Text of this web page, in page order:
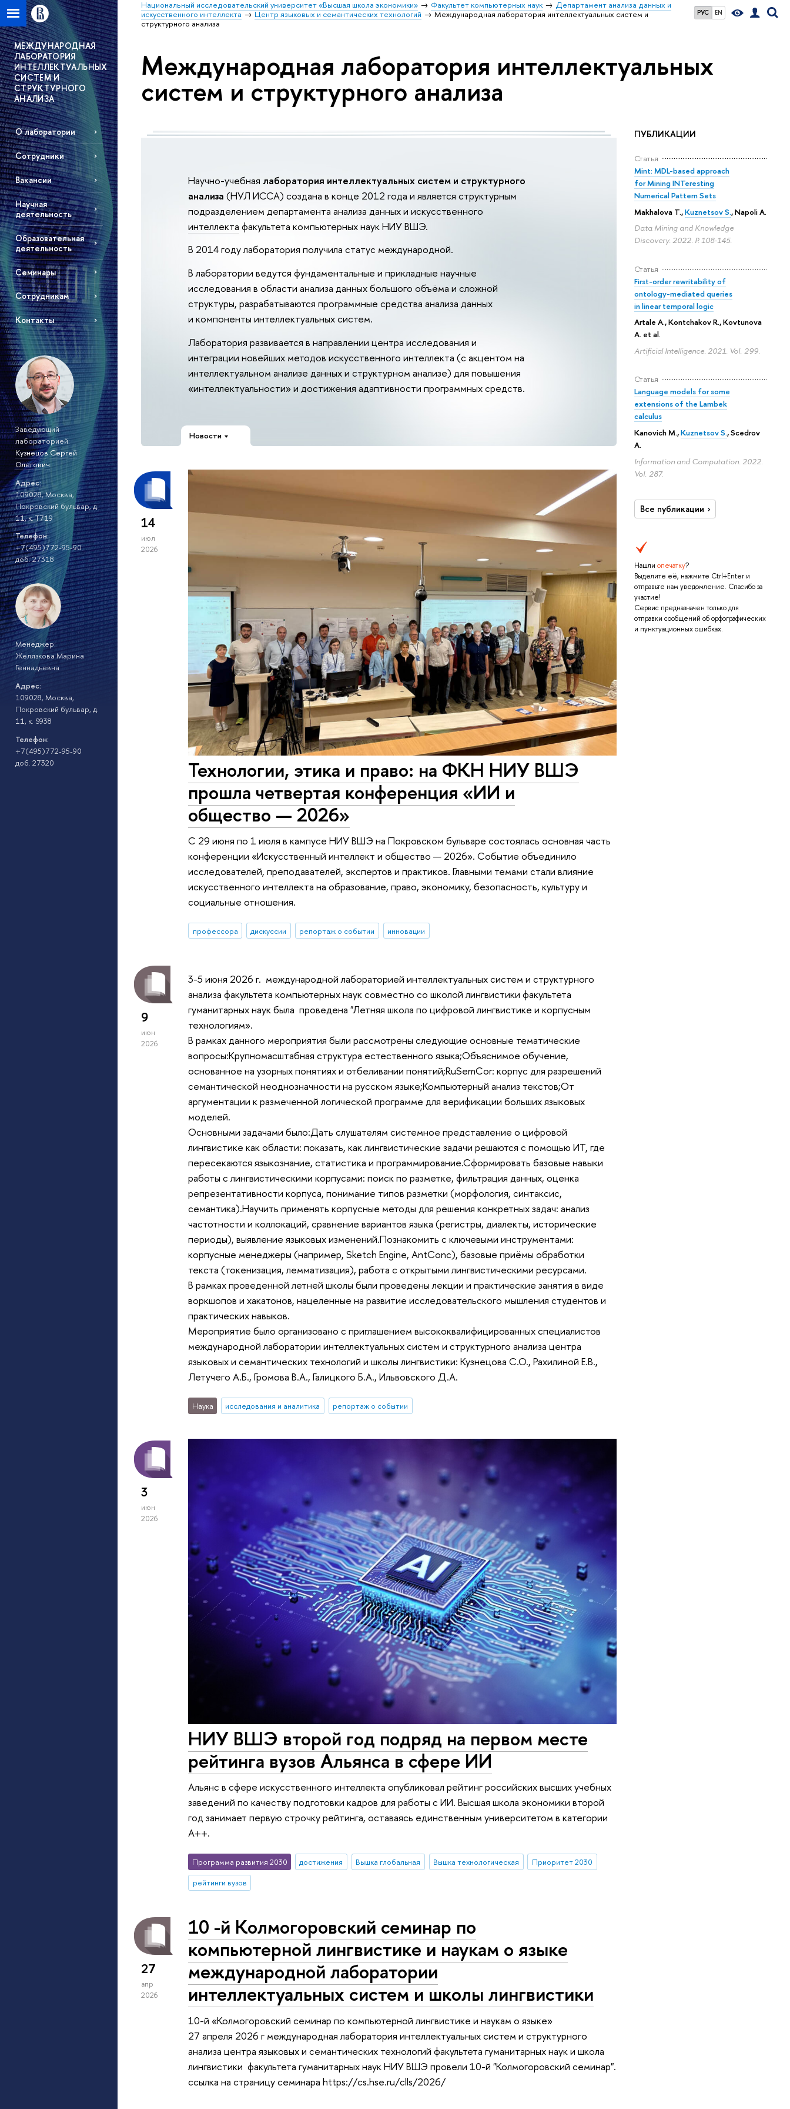
РУС EN
Национальный исследовательский университет «Высшая школа экономики» Факультет компьютерных наук
Департамент анализа данных и
искусственного интеллекта
Центр языковых и семантических технологий
Международная лаборатория интеллектуальных систем и
структурного анализа
МЕЖДУНАРОДНАЯ
ЛАБОРАТОРИЯ
ИНТЕЛЛЕКТУАЛЬНЫХ
СИСТЕМ И
СТРУКТУРНОГО
АНАЛИЗА
О лаборатории
Сотрудники
Вакансии
Научная
деятельность
Образовательная
деятельность
Семинары
Сотрудникам
Контакты
Заведующий
лабораторией:
Кузнецов Сергей
Олегович
Адрес:
109028, Москва,
Покровский бульвар, д.
11, к. T719
Телефон:
+7(495)772-95-90
доб. 27318
Менеджер:
Желязкова Марина
Геннадьевна
Адрес:
109028, Москва,
Покровский бульвар, д.
11, к. S938
Телефон:
+7(495)772-95-90
доб. 27320
Международная лаборатория интеллектуальных
систем и структурного анализа
ПУБЛИКАЦИИ
Статья
Mint: MDL-based approach
for Mining INTeresting
Numerical Pattern Sets
Makhalova T.,Kuznetsov S., Napoli A.
Data Mining and Knowledge
Discovery. 2022. P. 108-145.
Статья
First-order rewritability of
ontology-mediated queries
in linear temporal logic
Artale A., Kontchakov R., Kovtunova
A. et al.
Artificial Intelligence. 2021. Vol. 299.
Статья
Language models for some
extensions of the Lambek
calculus
Kanovich M.,Kuznetsov S.,Scedrov
A.
Information and Computation. 2022.
Vol. 287.
Все публикации
Нашли опечатку?
Выделите её, нажмите Ctrl+Enter и
отправьте нам уведомление. Спасибо за
участие!
Сервис предназначен только для
отправки сообщений об орфографических
и пунктуационных ошибках.
Научно-учебная лаборатория интеллектуальных систем и структурного
анализа (НУЛ ИССА) создана в конце 2012 года и является структурным
подразделением департамента анализа данных и искусственного
интеллекта факультета компьютерных наук НИУ ВШЭ.
В 2014 году лаборатория получила статус международной.
В лаборатории ведутся фундаментальные и прикладные научные
исследования в области анализа данных большого объёма и сложной
структуры, разрабатываются программные средства анализа данных
и компоненты интеллектуальных систем.
Лаборатория развивается в направлении центра исследования и
интеграции новейших методов искусственного интеллекта (с акцентом на
интеллектуальном анализе данных и структурном анализе) для повышения
«интеллектуальности» и достижения адаптивности программных средств.
Новости
14
июл
2026
Технологии, этика и право: на ФКН НИУ ВШЭ
прошла четвертая конференция «ИИ и
общество — 2026»
С 29 июня по 1 июля в кампусе НИУ ВШЭ на Покровском бульваре состоялась основная часть
конференции «Искусственный интеллект и общество — 2026». Событие объединило
исследователей, преподавателей, экспертов и практиков. Главными темами стали влияние
искусственного интеллекта на образование, право, экономику, безопасность, культуру и
социальные отношения.
профессора дискуссии репортаж о событии инновации
9
июн
2026
3-5 июня 2026 г. международной лабораторией интеллектуальных систем и структурного
анализа факультета компьютерных наук совместно со школой лингвистики факультета
гуманитарных наук была проведена "Летняя школа по цифровой лингвистике и корпусным
технологиям».
В рамках данного мероприятия были рассмотрены следующие основные тематические
вопросы:Крупномасштабная структура естественного языка;Объяснимое обучение,
основанное на узорных понятиях и отбеливании понятий;RuSemCor: корпус для разрешений
семантической неоднозначности на русском языке;Компьютерный анализ текстов;От
аргументации к размеченной логической программе для верификации больших языковых
моделей.
Основными задачами было:Дать слушателям системное представление о цифровой
лингвистике как области: показать, как лингвистические задачи решаются с помощью ИТ, где
пересекаются языкознание, статистика и программирование.Сформировать базовые навыки
работы с лингвистическими корпусами: поиск по разметке, фильтрация данных, оценка
репрезентативности корпуса, понимание типов разметки (морфология, синтаксис,
семантика).Научить применять корпусные методы для решения конкретных задач: анализ
частотности и коллокаций, сравнение вариантов языка (регистры, диалекты, исторические
периоды), выявление языковых изменений.Познакомить с ключевыми инструментами:
корпусные менеджеры (например, Sketch Engine, AntConc), базовые приёмы обработки
текста (токенизация, лемматизация), работа с открытыми лингвистическими ресурсами.
В рамках проведенной летней школы были проведены лекции и практические занятия в виде
воркшопов и хакатонов, нацеленные на развитие исследовательского мышления студентов и
практических навыков.
Мероприятие было организовано с приглашением высококвалифицированных специалистов
международной лаборатории интеллектуальных систем и структурного анализа центра
языковых и семантических технологий и школы лингвистики: Кузнецова С.О., Рахилиной Е.В.,
Летучего А.Б., Громова В.А., Галицкого Б.А., Ильвовского Д.А.
Наука исследования и аналитика репортаж о событии
3
июн
2026
НИУ ВШЭ второй год подряд на первом месте
рейтинга вузов Альянса в сфере ИИ
Альянс в сфере искусственного интеллекта опубликовал рейтинг российских высших учебных
заведений по качеству подготовки кадров для работы с ИИ. Высшая школа экономики второй
год занимает первую строчку рейтинга, оставаясь единственным университетом в категории
A++.
Программа развития 2030 достижения Вышка глобальная Вышка технологическая
Приоритет 2030
рейтинги вузов
27
апр
2026
10 -й Колмогоровский семинар по
компьютерной лингвистике и наукам о языке
международной лаборатории
интеллектуальных систем и школы лингвистики
10-й «Колмогоровский семинар по компьютерной лингвистике и наукам о языке»
27 апреля 2026 г международная лаборатория интеллектуальных систем и структурного
анализа центра языковых и семантических технологий факультета гуманитарных наук и школа
лингвистики факультета гуманитарных наук НИУ ВШЭ провели 10-й "Колмогоровский семинар".
ссылка на страницу семинара https://cs.hse.ru/clls/2026/